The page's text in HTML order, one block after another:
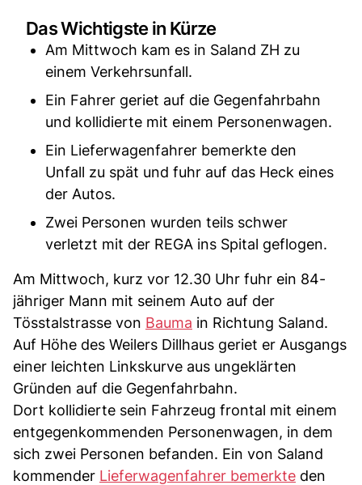
Das Wichtigste in Kürze
Am Mittwoch kam es in Saland ZH zu
einem Verkehrsunfall.
Ein Fahrer geriet auf die Gegenfahrbahn
und kollidierte mit einem Personenwagen.
Ein Lieferwagenfahrer bemerkte den
Unfall zu spät und fuhr auf das Heck eines
der Autos.
Zwei Personen wurden teils schwer
verletzt mit der REGA ins Spital geflogen.
Am Mittwoch, kurz vor 12.30 Uhr fuhr ein 84-
jähriger Mann mit seinem Auto auf der
Tösstalstrasse von Bauma in Richtung Saland.
Auf Höhe des Weilers Dillhaus geriet er Ausgangs
einer leichten Linkskurve aus ungeklärten
Gründen auf die Gegenfahrbahn.
Dort kollidierte sein Fahrzeug frontal mit einem
entgegenkommenden Personenwagen, in dem
sich zwei Personen befanden. Ein von Saland
kommender Lieferwagenfahrer bemerkte den